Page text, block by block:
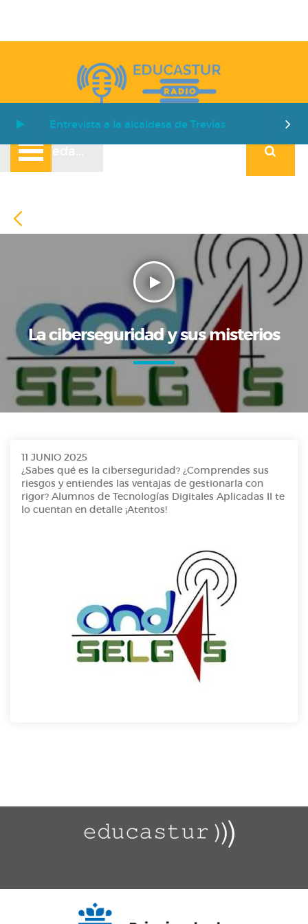
Entrevista a la alcaldesa de Trevías
La ciberseguridad y sus misterios
11 JUNIO 2025
¿Sabes qué es la ciberseguridad? ¿Comprendes sus
riesgos y entiendes las ventajas de gestionarla con
rigor? Alumnos de Tecnologías Digitales Aplicadas II te
lo cuentan en detalle ¡Atentos!